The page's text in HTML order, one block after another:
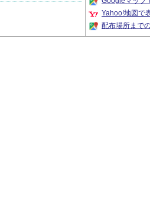
Yahoo!地図で
配布場所まで